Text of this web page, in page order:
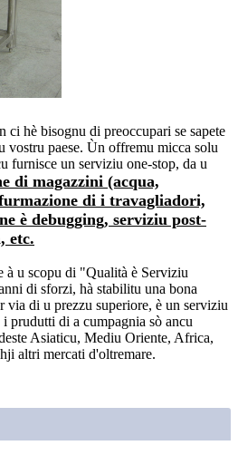
hè bisognu di preoccupari se sapete
vostru paese. Ùn offremu micca solu
furnisce un serviziu one-stop, da u
di magazzini (acqua,
di i travagliadori,
è debugging, serviziu post-
etc.
à u scopu di "Qualità è Serviziu
di sforzi, hà stabilitu una bona
via di u prezzu superiore, è un serviziu
i prudutti di a cumpagnia sò ancu
Asiaticu, Mediu Oriente, Africa,
altri mercati d'oltremare.